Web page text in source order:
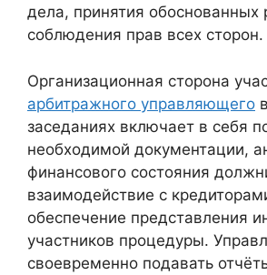
дела, принятия обоснованных
соблюдения прав всех сторон.
Организационная сторона
арбитражного управляющего
заседаниях включает в себя
необходимой документации,
финансового состояния
взаимодействие с
обеспечение представления
участников процедуры.
своевременно подавать